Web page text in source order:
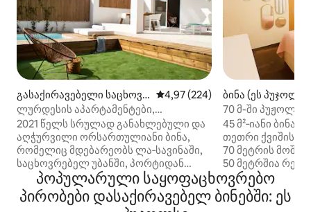
გასაქირავებელი საცხოვრ
ებელი (La Savina)
საშუალო შეფასებაა 5‑დან
4,97 (224)
ლურდესის აპარტამენტები,
აპარტამენტი savina №5
2021 წელს სრულად განახლებული და
აღჭურვილი ორსართულიანი ბინა,
რომელიც მდებარეობს ლა‑სავინაში,
საცხოვრებელ უბანში, პორტიდან
5 წუთის სავალზე. ის შედგება ორი
სართულისგან; პირველ სართულზე,
ქუჩის დონეზე, არის 2 საძინებელი
ბინა (ეს
70 მ-ში პუჟოლის
შესანიშნავი
45 მ²‑იანი ბინა
თეთრი ქვიშის
70 მეტრის
50 მეტრშია
ველოსიპედები,
მაღაზიები,
პოპულარული საყოფაცხოვრებო
პირობები დასაქირავებელ ბინებში: ეს